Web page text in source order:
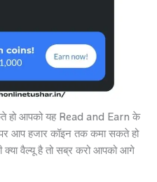
हो आपको यह Read and Earn के
आप हजार कॉइन तक कमा सकते हो
वैल्यू है तो सब्र करो आपको आगे